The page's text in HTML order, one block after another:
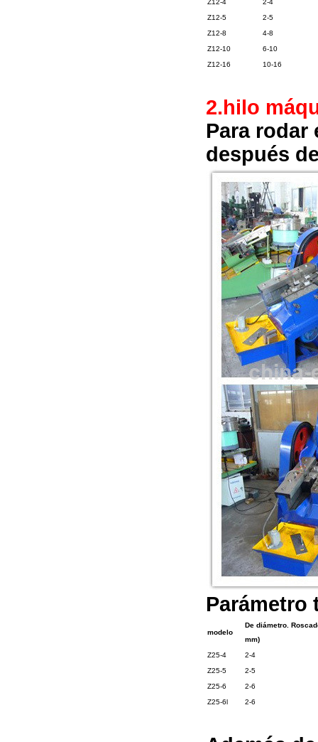
Z12-4
2-4
Z12-5
2-5
Z12-8
4-8
Z12-10
6-10
Z12-16
10-16
2.hilo
Para rodar
después
Parámetro
modelo
De diámetro.
mm)
Z25-4
2-4
Z25-5
2-5
Z25-6
2-6
Z25-6l
2-6